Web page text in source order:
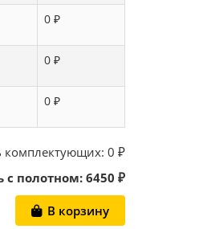
0 ₽
0 ₽
0 ₽
комплектующих: 0 ₽
с полотном:6450 ₽
В корзину